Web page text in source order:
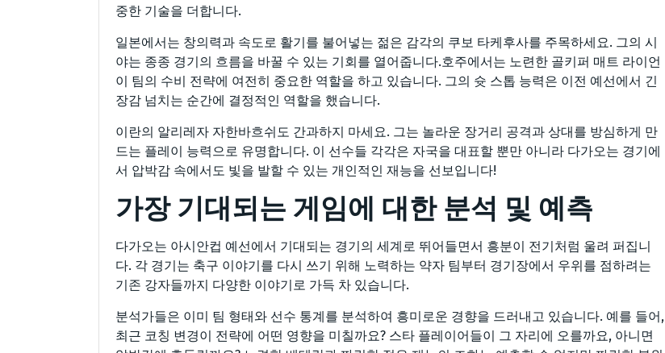
중한 기술을 더합니다.
일본에서는 창의력과 속도로 활기를 불어넣는 젊은 감각의 쿠보 타케후사를 주목하세요. 그의 시
야는 종종 경기의 흐름을 바꿀 수 있는 기회를 열어줍니다.호주에서는 노련한 골키퍼 매트 라이언
이 팀의 수비 전략에 여전히 중요한 역할을 하고 있습니다. 그의 슛 스톱 능력은 이전 예선에서 긴
장감 넘치는 순간에 결정적인 역할을 했습니다.
이란의 알리레자 자한바흐쉬도 간과하지 마세요. 그는 놀라운 장거리 공격과 상대를 방심하게 만
드는 플레이 능력으로 유명합니다. 이 선수들 각각은 자국을 대표할 뿐만 아니라 다가오는 경기에
서 압박감 속에서도 빛을 발할 수 있는 개인적인 재능을 선보입니다!
가장 기대되는 게임에 대한 분석 및 예측
다가오는 아시안컵 예선에서 기대되는 경기의 세계로 뛰어들면서 흥분이 전기처럼 울려 퍼집니
다. 각 경기는 축구 이야기를 다시 쓰기 위해 노력하는 약자 팀부터 경기장에서 우위를 점하려는
기존 강자들까지 다양한 이야기로 가득 차 있습니다.
분석가들은 이미 팀 형태와 선수 통계를 분석하여 흥미로운 경향을 드러내고 있습니다. 예를 들어,
최근 코칭 변경이 전략에 어떤 영향을 미칠까요? 스타 플레이어들이 그 자리에 오를까요, 아니면